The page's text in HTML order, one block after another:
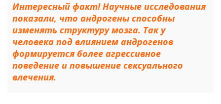
Интересный факт! Научные исследования
показали, что андрогены способны
изменять структуру мозга. Так у
человека под влиянием андрогенов
формируется более агрессивное
поведение и повышение сексуального
влечения.